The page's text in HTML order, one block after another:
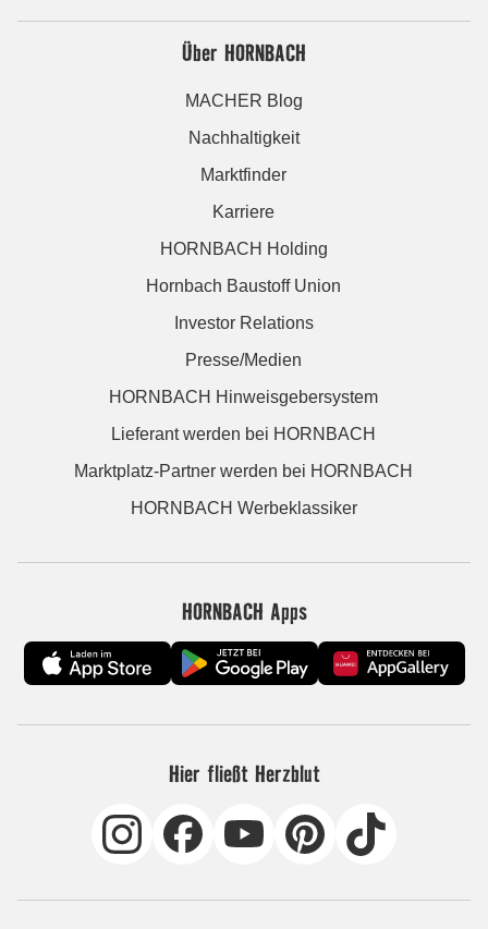
Über HORNBACH
MACHER Blog
Nachhaltigkeit
Marktfinder
Karriere
HORNBACH Holding
Hornbach Baustoff Union
Investor Relations
Presse/Medien
HORNBACH Hinweisgebersystem
Lieferant werden bei HORNBACH
Marktplatz-Partner werden bei HORNBACH
HORNBACH Werbeklassiker
HORNBACH Apps
Hier fließt Herzblut